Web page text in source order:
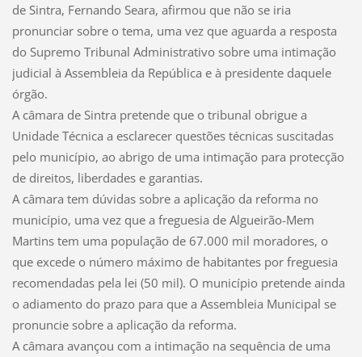
de Sintra, Fernando Seara, afirmou que não se iria
pronunciar sobre o tema, uma vez que aguarda a resposta
do Supremo Tribunal Administrativo sobre uma intimação
judicial à Assembleia da República e à presidente daquele
órgão.
A câmara de Sintra pretende que o tribunal obrigue a
Unidade Técnica a esclarecer questões técnicas suscitadas
pelo município, ao abrigo de uma intimação para protecção
de direitos, liberdades e garantias.
A câmara tem dúvidas sobre a aplicação da reforma no
município, uma vez que a freguesia de Algueirão-Mem
Martins tem uma população de 67.000 mil moradores, o
que excede o número máximo de habitantes por freguesia
recomendadas pela lei (50 mil). O município pretende ainda
o adiamento do prazo para que a Assembleia Municipal se
pronuncie sobre a aplicação da reforma.
A câmara avançou com a intimação na sequência de uma